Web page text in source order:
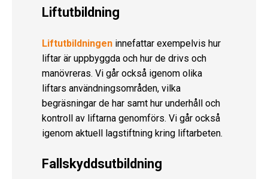
Liftutbildning
Liftutbildningen innefattar exempelvis hur
liftar är uppbyggda och hur de drivs och
manövreras. Vi går också igenom olika
liftars användningsområden, vilka
begräsningar de har samt hur underhåll och
kontroll av liftarna genomförs. Vi går också
igenom aktuell lagstiftning kring liftarbeten.
Fallskyddsutbildning